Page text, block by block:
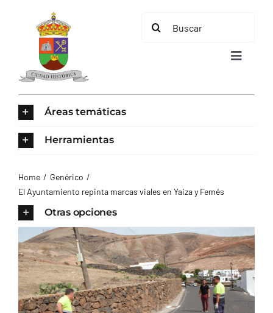
contenido
Buscar:
Toggle
AYUNTAMIENTO
TURISMO
CONTACTO
Áreas temáticas
Herramientas
Home
Genérico
El Ayuntamiento repinta marcas viales en Yaiza y Femés
Otras opciones